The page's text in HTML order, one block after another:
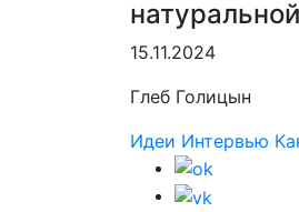
15.11.2024
Глеб Голицын
Идеи Интервью